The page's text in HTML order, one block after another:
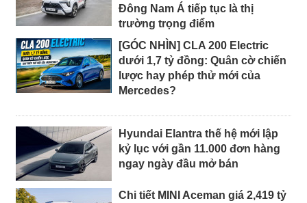
Đông Nam Á tiếp tục là thị
trường trọng điểm
[GÓC NHÌN] CLA 200 Electric
dưới 1,7 tỷ đồng: Quân cờ chiến
lược hay phép thử mới của
Mercedes?
Hyundai Elantra thế hệ mới lập
kỷ lục với gần 11.000 đơn hàng
ngay ngày đầu mở bán
Chi tiết MINI Aceman giá 2,419 tỷ